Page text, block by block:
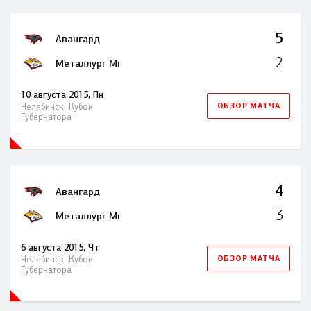
10 августа 2015, Пн
Челябинск, Кубок
Губернатора
Авангард 5
Металлург Мг 2
ОБЗОР МАТЧА
6 августа 2015, Чт
Челябинск, Кубок
Губернатора
Авангард 4
Металлург Мг 3
ОБЗОР МАТЧА